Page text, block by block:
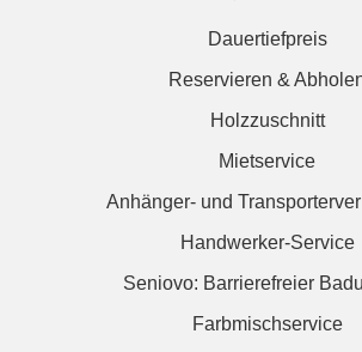
Dauertiefpreis
Reservieren &
Holzzuschnitt
Mietservice
Anhänger- und
Handwerker-Service
Seniovo: Barrierefreier
Farbmischservice